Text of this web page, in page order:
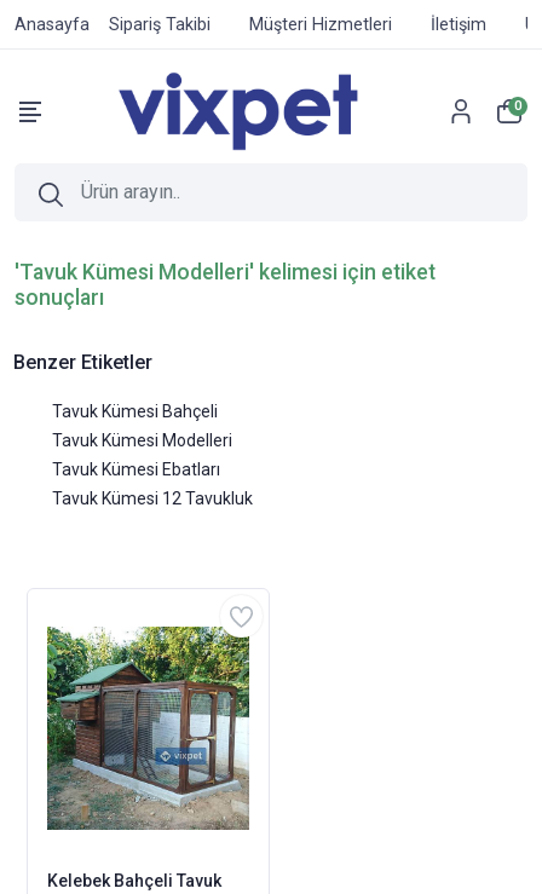
Anasayfa Sipariş Takibi Müşteri Hizmetleri İletişim
0
'Tavuk Kümesi Modelleri' kelimesi için etiket
sonuçları
Benzer Etiketler
Tavuk Kümesi Bahçeli
Tavuk Kümesi Modelleri
Tavuk Kümesi Ebatları
Tavuk Kümesi 12 Tavukluk
Kelebek Bahçeli Tavuk